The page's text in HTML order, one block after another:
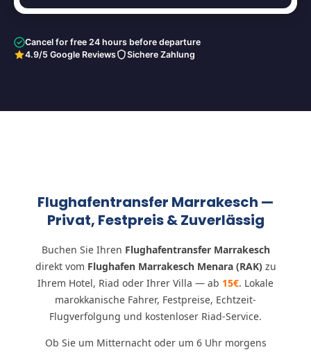
Cancel for free 24 hours before departure
4.9/5 Google Reviews
Sichere Zahlung
Flughafentransfer Marrakesch —
Privat, Festpreis & Zuverlässig
Buchen Sie Ihren Flughafentransfer Marrakesch
direkt vom Flughafen Marrakesch Menara (RAK)zu
Ihrem Hotel, Riad oder Ihrer Villa — ab 15€. Lokale
marokkanische Fahrer, Festpreise, Echtzeit-
Flugverfolgung und kostenloser Riad-Service.
Ob Sie um Mitternacht oder um 6 Uhr morgens